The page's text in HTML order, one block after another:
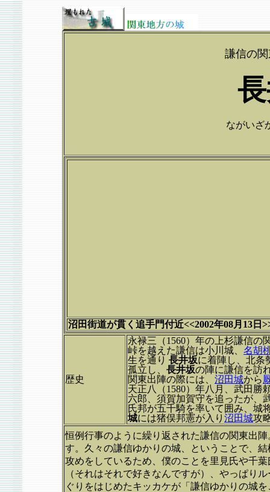
謙信の
ながいざ
沼田街道が貫く追手門付近<<2002年08月13日
歴史
永禄三（1560）年の上杉謙信の
峠を越えた謙信は小川城、 名胡
生を通り 長井坂に着陣し、北条
孤立し、 長井坂の陣に謙信を訪
関東出陣の際には、 沼田城から
天正八（1580）年八月、武田勝
六郎、須賀加賀守を追ったが、
氏邦が五千騎を率いて囲み、城
城には猪俣邦憲が入り 沼田城攻
恒例行事のように繰り返された謙信の関東出
す。久々の謙信ゆかりの城、ということで、
攻めをしているため、僕のことを里見氏や千
（それはそれで好きなんですが）、やっぱり
ぐりをはじめたキッカケが「謙信ゆかりの城